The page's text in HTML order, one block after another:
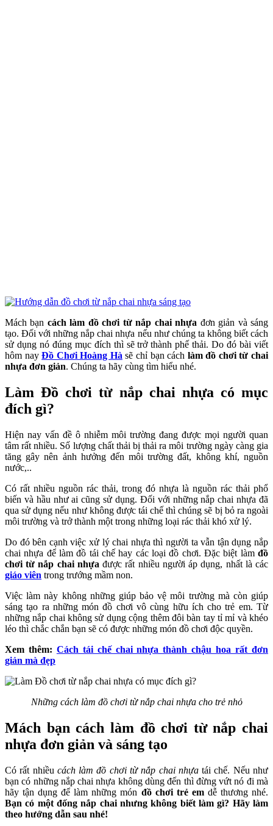
Mách bạn cách làm đồ chơi từ nắp chai nhựa đơn giản và sáng
tạo. Đối với những nắp chai nhựa nếu như chúng ta không biết cách
sử dụng nó đúng mục đích thì sẽ trở thành phế thải. Do đó bài viết
hôm nayĐồ Chơi Hoàng Hà sẽ chỉ bạn cách làm đồ chơi từ chai
nhựa đơn giản. Chúng ta hãy cùng tìm hiểu nhé.
Làm Đồ chơi từ nắp chai nhựa có mục
đích gì?
Hiện nay vấn đề ô nhiễm môi trường đang được mọi người quan
tâm rất nhiều. Số lượng chất thải bị thải ra môi trường ngày càng gia
tăng gây nên ảnh hưởng đến môi trường đất, không khí, nguồn
nước,..
Có rất nhiều nguồn rác thải, trong đó nhựa là nguồn rác thải phổ
biến và hầu như ai cũng sử dụng. Đối với những nắp chai nhựa đã
qua sử dụng nếu như không được tái chế thì chúng sẽ bị bỏ ra ngoài
môi trường và trở thành một trong những loại rác thải khó xử lý.
Do đó bên cạnh việc xử lý chai nhựa thì người ta vẫn tận dụng nắp
chai nhựa để làm đồ tái chế hay các loại đồ chơi. Đặc biệt làm đồ
chơi từ nắp chai nhựa được rất nhiều người áp dụng, nhất là các
giáo viên trong trướng mầm non.
Việc làm này không những giúp bảo vệ môi trường mà còn giúp
sáng tạo ra những món đồ chơi vô cùng hữu ích cho trẻ em. Từ
những nắp chai không sử dụng cộng thêm đôi bàn tay tỉ mỉ và khéo
léo thì chắc chắn bạn sẽ có được những món đồ chơi độc quyền.
Xem thêm: Cách tái chế chai nhựa thành chậu hoa rất đơn
giản mà đẹp
Những cách làm đồ chơi từ nắp chai nhựa cho trẻ nhỏ
Mách bạn cách làm đồ chơi từ nắp chai
nhựa đơn giản và sáng tạo
Có rất nhiều cách làm đồ chơi từ nắp chai nhựatái chế. Nếu như
bạn có những nắp chai nhựa không dùng đến thì đừng vứt nó đi mà
hãy tận dụng để làm những món đồ chơi trẻ emdễ thương nhé.
Bạn có một đống nắp chai nhưng không biết làm gì? Hãy làm
theo hướng dẫn sau nhé!